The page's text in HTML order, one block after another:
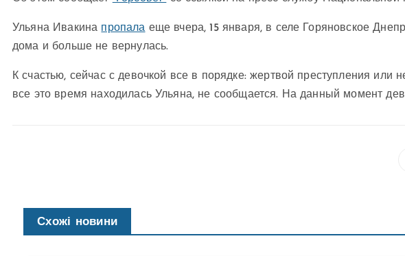
Ульяна Ивакина пропала еще вчера, 15 января, в селе Горяновское
дома и больше не вернулась.
К счастью, сейчас с девочкой все в порядке: жертвой преступления или
все это время находилась Ульяна, не сообщается. На данный момент
Схожі новини